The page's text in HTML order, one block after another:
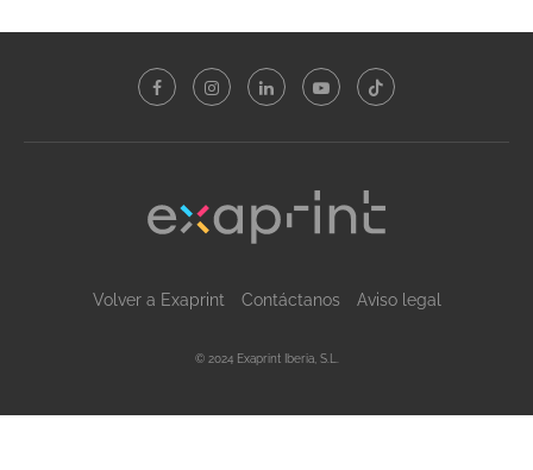
Volver a Exaprint Contáctanos Aviso legal
© 2024 Exaprint Iberia, S.L.